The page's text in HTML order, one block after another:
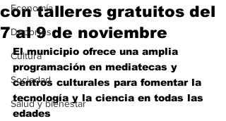
Economía
Deportes
Cultura
Sociedad
Salud y bienestar
con talleres gratuitos del
7 al 9 de noviembre
El municipio ofrece una amplia
programación en mediatecas y
centros culturales para fomentar la
tecnología y la ciencia en todas las
edades